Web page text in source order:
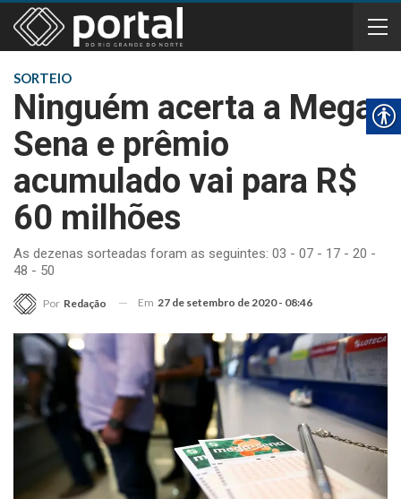
SORTEIO
Ninguém acerta a Mega-
Sena e prêmio
acumulado vai para R$
60 milhões
As dezenas sorteadas foram as seguintes: 03 - 07 - 17 - 20 -
48 - 50
Por Redação Em 27 de setembro de 2020 - 08:46